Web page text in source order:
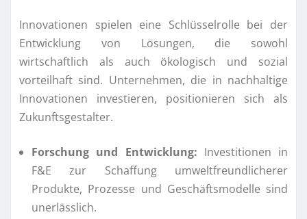
Innovationen spielen eine Schlüsselrolle bei der
Entwicklung von Lösungen, die sowohl
wirtschaftlich als auch ökologisch und sozial
vorteilhaft sind. Unternehmen, die in nachhaltige
Innovationen investieren, positionieren sich als
Zukunftsgestalter.
Forschung und Entwicklung: Investitionen in
F&E zur Schaffung umweltfreundlicherer
Produkte, Prozesse und Geschäftsmodelle sind
unerlässlich.